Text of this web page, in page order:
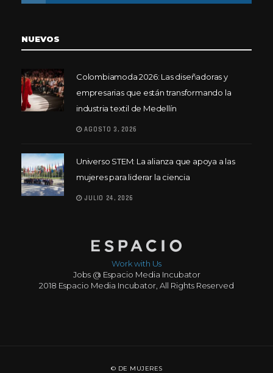
NUEVOS
Colombiamoda 2026: Las diseñadoras y
empresarias que están transformando la
industria textil de Medellín
AGOSTO 3, 2026
Universo STEM: La alianza que apoya a las
mujeres para liderar la ciencia
JULIO 24, 2026
Work with Us
Jobs @ Espacio Media Incubator
2018 Espacio Media Incubator, All Rights Reserved
© DE MUJERES